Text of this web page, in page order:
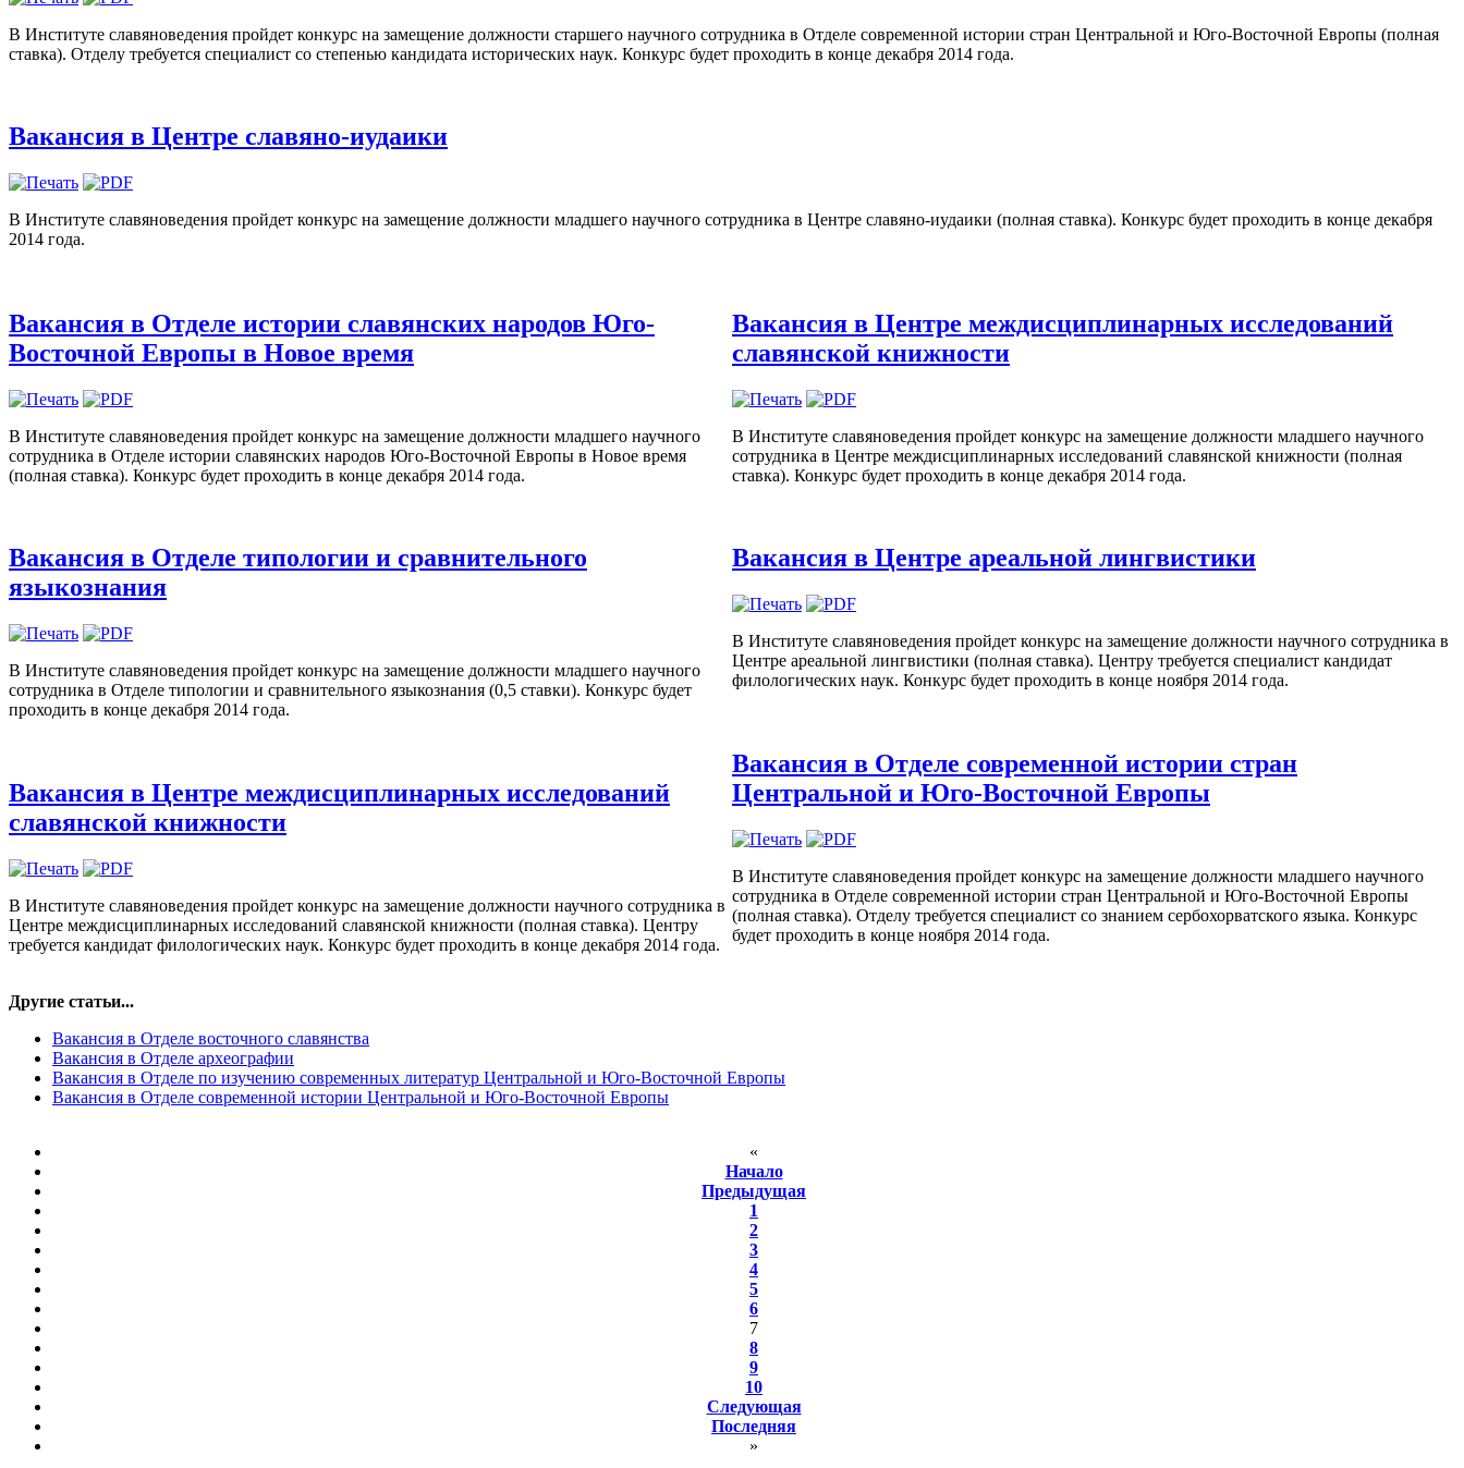
В Институте славяноведения пройдет конкурс на замещение должности старшего научного сотрудника в Отделе современной истории стран Центральной и Юго-Восточной Европы (полная
ставка). Отделу требуется специалист со степенью кандидата исторических наук. Конкурс будет проходить в конце декабря 2014 года.
Вакансия в Центре славяно-иудаики
В Институте славяноведения пройдет конкурс на замещение должности младшего научного сотрудника в Центре славяно-иудаики (полная ставка). Конкурс будет проходить в конце декабря
2014 года.
Вакансия в Отделе истории славянских народов Юго-
Восточной Европы в Новое время
В Институте славяноведения пройдет конкурс на замещение должности младшего научного
сотрудника в Отделе истории славянских народов Юго-Восточной Европы в Новое время
(полная ставка). Конкурс будет проходить в конце декабря 2014 года.
Вакансия в Отделе типологии и сравнительного
языкознания
В Институте славяноведения пройдет конкурс на замещение должности младшего научного
сотрудника в Отделе типологии и сравнительного языкознания (0,5 ставки). Конкурс будет
проходить в конце декабря 2014 года.
Вакансия в Центре междисциплинарных исследований
славянской книжности
В Институте славяноведения пройдет конкурс на замещение должности научного сотрудника в
Центре междисциплинарных исследований славянской книжности (полная ставка). Центру
требуется кандидат филологических наук. Конкурс будет проходить в конце декабря 2014 года.
Вакансия в Центре междисциплинарных исследований
славянской книжности
В Институте славяноведения пройдет конкурс на замещение должности младшего научного
сотрудника в Центре междисциплинарных исследований славянской книжности (полная
ставка). Конкурс будет проходить в конце декабря 2014 года.
Вакансия в Центре ареальной лингвистики
В Институте славяноведения пройдет конкурс на замещение должности научного сотрудника в
Центре ареальной лингвистики (полная ставка). Центру требуется специалист кандидат
филологических наук. Конкурс будет проходить в конце ноября 2014 года.
Вакансия в Отделе современной истории стран
Центральной и Юго-Восточной Европы
В Институте славяноведения пройдет конкурс на замещение должности младшего научного
сотрудника в Отделе современной истории стран Центральной и Юго-Восточной Европы
(полная ставка). Отделу требуется специалист со знанием сербохорватского языка. Конкурс
будет проходить в конце ноября 2014 года.
Другие статьи...
Вакансия в Отделе восточного славянства
Вакансия в Отделе археографии
Вакансия в Отделе по изучению современных литератур Центральной и Юго-Восточной Европы
Вакансия в Отделе современной истории Центральной и Юго-Восточной Европы
«
Начало
Предыдущая
1
2
3
4
5
6
7
8
9
10
Следующая
Последняя
»